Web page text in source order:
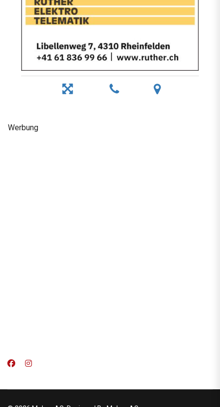
Werbung